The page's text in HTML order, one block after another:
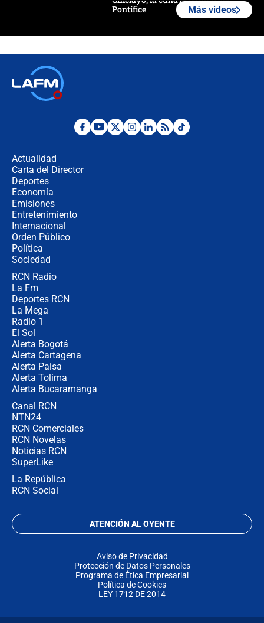
Pontífice
¿La posesión de Abelardo De la
Más videos
Actualidad
Carta del Director
Deportes
Economía
Emisiones
Entretenimiento
Internacional
Orden Público
Política
Sociedad
RCN Radio
La Fm
Deportes RCN
La Mega
Radio 1
El Sol
Alerta Bogotá
Alerta Cartagena
Alerta Paisa
Alerta Tolima
Alerta Bucaramanga
Canal RCN
NTN24
RCN Comerciales
RCN Novelas
Noticias RCN
SuperLike
La República
RCN Social
ATENCIÓN AL OYENTE
Aviso de Privacidad
Protección de Datos Personales
Programa de Ética Empresarial
Política de Cookies
LEY 1712 DE 2014